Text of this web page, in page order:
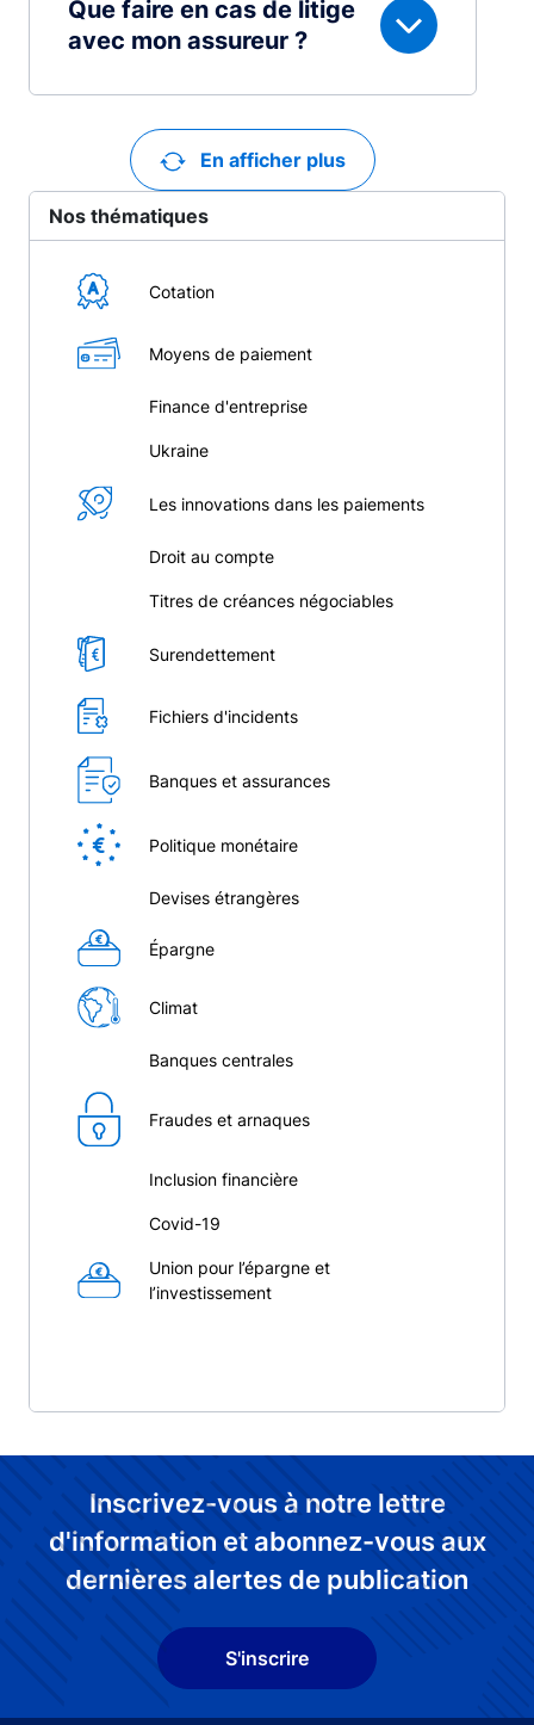
Nos thématiques
Cotation
Moyens de paiement
Finance d'entreprise
Ukraine
Les innovations dans les paiements
Droit au compte
Titres de créances négociables
Surendettement
Fichiers d'incidents
Banques et assurances
Politique monétaire
Devises étrangères
Épargne
Climat
Banques centrales
Fraudes et arnaques
Inclusion financière
Covid-19
Union pour l’épargne et
l’investissement
Que faire en cas de litige
avec mon assureur ?
En afficher plus
Inscrivez-vous à notre lettre
d'information et abonnez-vous aux
dernières alertes de publication
S'inscrire